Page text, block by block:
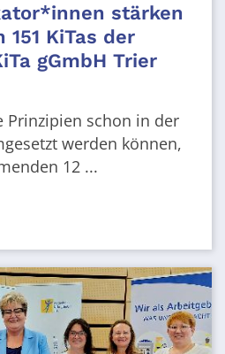
stärken
KiTas der
gGmbH Trier
Prinzipien schon in der
werden können,
12 ...